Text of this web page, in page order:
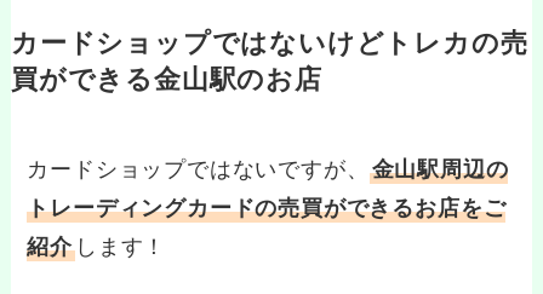
カードショップではないけどトレカの売
買ができる金山駅のお店
カードショップではないですが、 金山駅周辺の
トレーディングカードの売買ができるお店をご
紹介 します！